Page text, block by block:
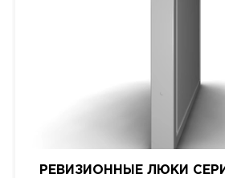
РЕВИЗИОННЫЕ ЛЮКИ